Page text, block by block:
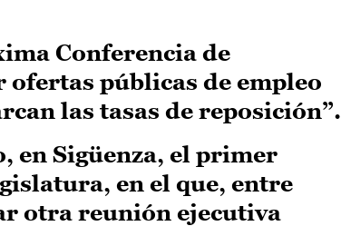
Conferencia de
públicas de empleo
las tasas de reposición”.
en Sigüenza, el primer
en el que, entre
otra reunión ejecutiva